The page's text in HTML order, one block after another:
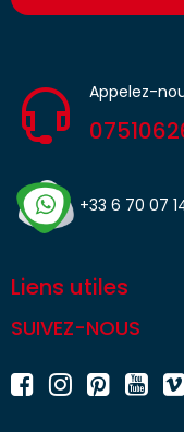
Appelez-
+33 6 70 07
Liens utiles
SUIVEZ-NOUS